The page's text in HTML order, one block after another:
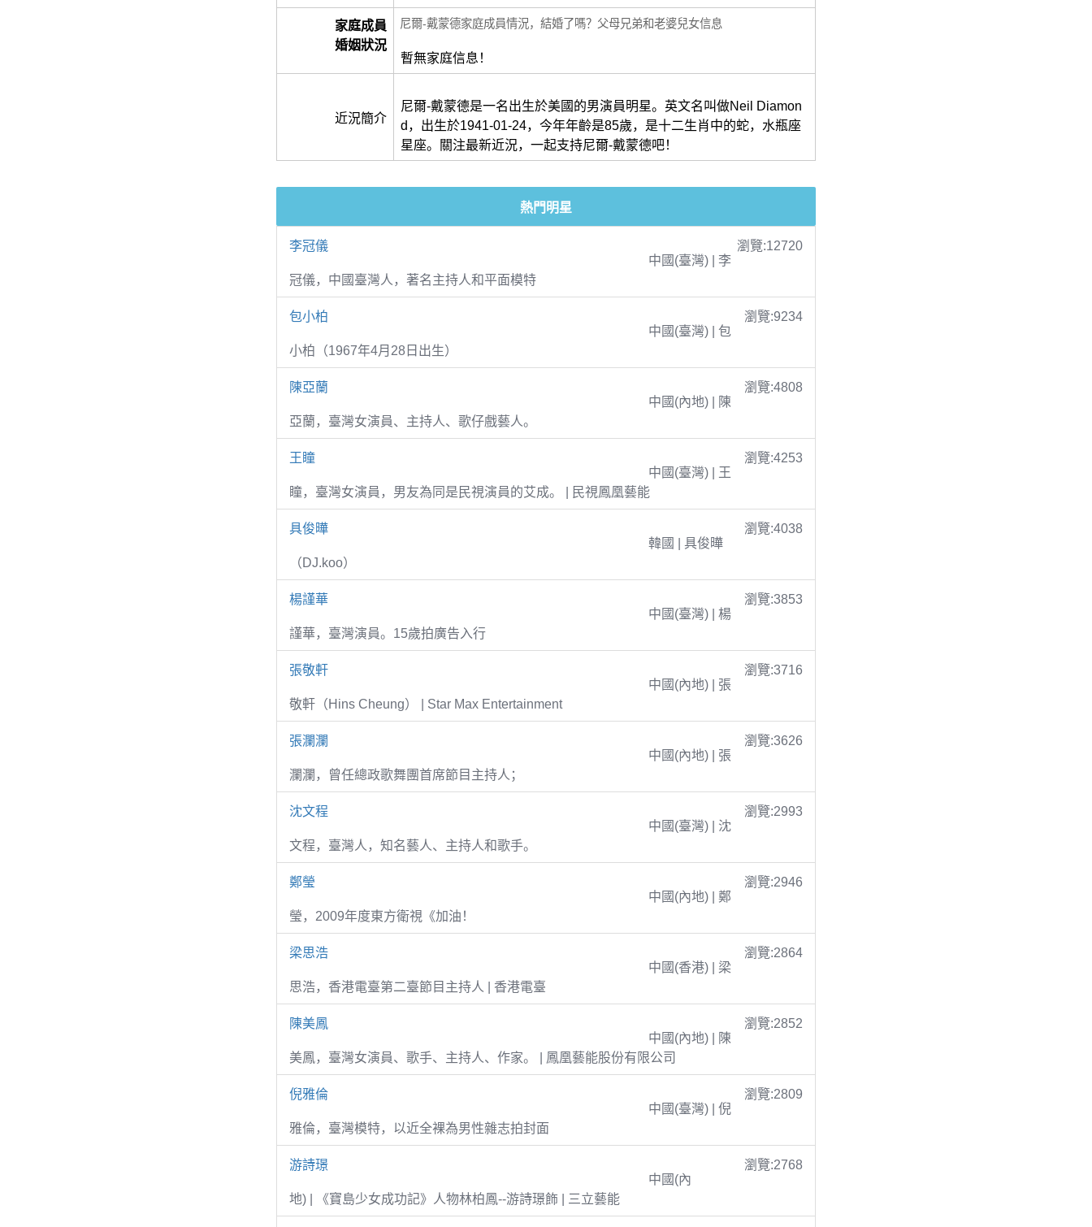
家庭成員
婚姻狀況
尼爾-戴蒙德家庭成員情況，結婚了嗎？父母兄弟和老婆兒女信息
暫無家庭信息！
近況簡介
尼爾-戴蒙德是一名出生於美國的男演員明星。英文名叫做Neil Diamon
d，出生於1941-01-24，今年年齡是85歲，是十二生肖中的蛇，水瓶座
星座。關注最新近況，一起支持尼爾-戴蒙德吧！
熱門明星
李冠儀
瀏覽:12720
中國(臺灣) | 李
冠儀，中國臺灣人，著名主持人和平面模特
包小柏
瀏覽:9234
中國(臺灣) | 包
小柏（1967年4月28日出生）
陳亞蘭
瀏覽:4808
中國(內地) | 陳
亞蘭，臺灣女演員、主持人、歌仔戲藝人。
王瞳
瀏覽:4253
中國(臺灣) | 王
瞳，臺灣女演員，男友為同是民視演員的艾成。 | 民視鳳凰藝能
具俊曄
瀏覽:4038
韓國 | 具俊曄
（DJ.koo）
楊謹華
瀏覽:3853
中國(臺灣) | 楊
謹華，臺灣演員。15歲拍廣告入行
張敬軒
瀏覽:3716
中國(內地) | 張
敬軒（Hins Cheung） | Star Max Entertainment
張瀾瀾
瀏覽:3626
中國(內地) | 張
瀾瀾，曾任總政歌舞團首席節目主持人；
沈文程
瀏覽:2993
中國(臺灣) | 沈
文程，臺灣人，知名藝人、主持人和歌手。
鄭瑩
瀏覽:2946
中國(內地) | 鄭
瑩，2009年度東方衛視《加油！
梁思浩
瀏覽:2864
中國(香港) | 梁
思浩，香港電臺第二臺節目主持人 | 香港電臺
陳美鳳
瀏覽:2852
中國(內地) | 陳
美鳳，臺灣女演員、歌手、主持人、作家。 | 鳳凰藝能股份有限公司
倪雅倫
瀏覽:2809
中國(臺灣) | 倪
雅倫，臺灣模特，以近全裸為男性雜志拍封面
游詩璟
瀏覽:2768
中國(內
地) | 《寶島少女成功記》人物林柏鳳--游詩璟飾 | 三立藝能